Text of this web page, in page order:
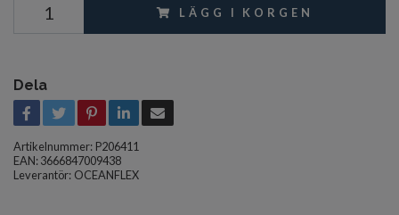
LÄGG I KORGEN
Dela
Artikelnummer: P206411
EAN: 3666847009438
Leverantör: OCEANFLEX